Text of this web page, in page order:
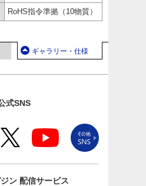
RoHS指令準拠（10物質）
ギャラリー・仕様
式SNS
ン 配信サービス